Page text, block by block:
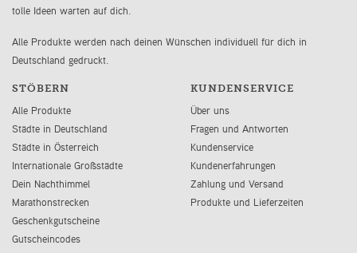
tolle Ideen warten auf dich.
Alle Produkte werden nach deinen Wünschen individuell für dich in
Deutschland gedruckt.
STÖBERN
Alle Produkte
Städte in Deutschland
Städte in Österreich
Internationale Großstädte
Dein Nachthimmel
Marathonstrecken
Geschenkgutscheine
Gutscheincodes
KUNDENSERVICE
Über uns
Fragen und Antworten
Kundenservice
Kundenerfahrungen
Zahlung und Versand
Produkte und Lieferzeiten